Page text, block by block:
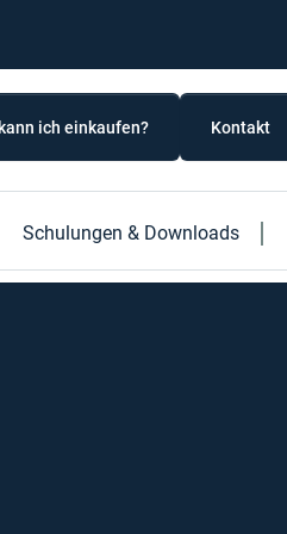
ich einkaufen? Kontakt
Schulungen & Downloads